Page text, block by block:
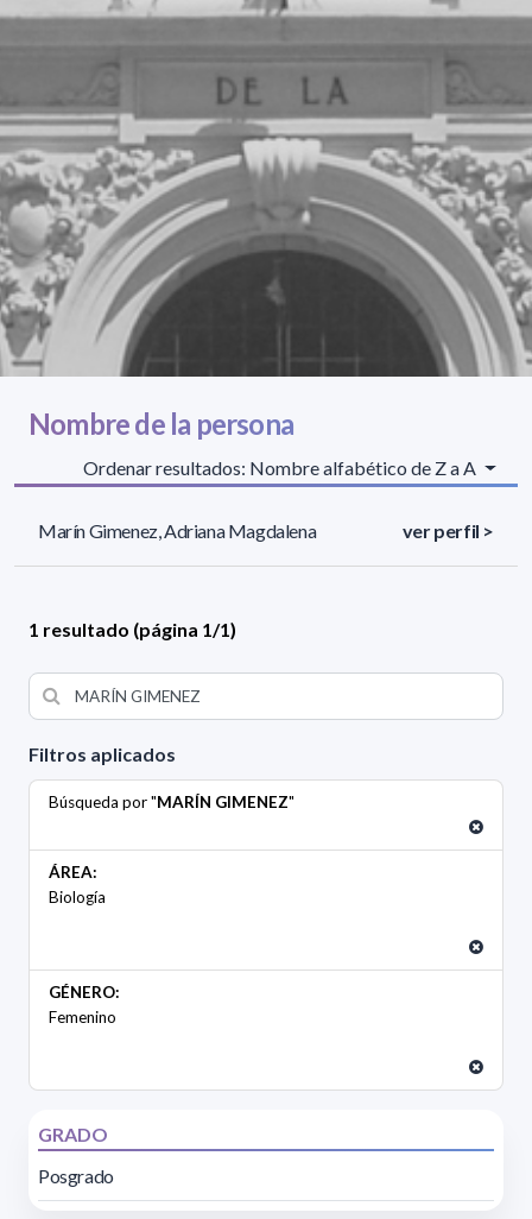
Filtros aplicados
Búsqueda por "MARÍN GIMENEZ"
ÁREA:
Biología
GÉNERO:
Femenino
GRADO
Posgrado
Nombre de la persona
Ordenar resultados: Nombre alfabético de Z a A
Marín Gimenez, Adriana Magdalena ver perfil >
1 resultado (página 1/1)